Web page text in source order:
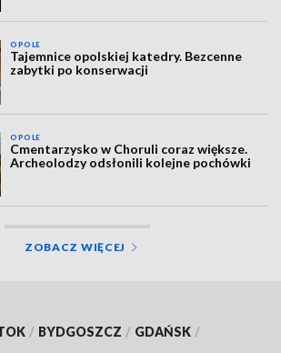
OPOLE
Tajemnice opolskiej katedry. Bezcenne
zabytki po konserwacji
OPOLE
Cmentarzysko w Choruli coraz większe.
Archeolodzy odsłonili kolejne pochówki
ZOBACZ WIĘCEJ
/ BYDGOSZCZ / GDAŃSK /